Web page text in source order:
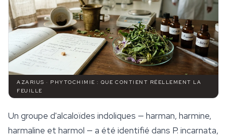
AZARIUS · PHYTOCHIMIE : QUE CONTIENT RÉELLEMENT LA
FEUILLE
Un groupe d'alcaloïdes indoliques — harman, harmine,
harmaline et harmol — a été identifié dans P. incarnata,